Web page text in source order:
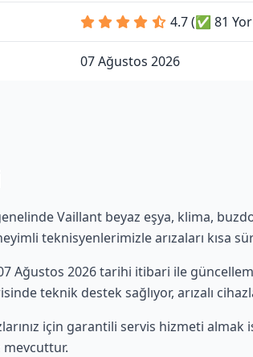
4.7 (✅ 81
07 Ağustos 2026
Vaillant beyaz eşya, klima,
teknisyenlerimizle arızaları kısa
Ağustos 2026 tarihi itibari ile
teknik destek sağlıyor, arızalı
için garantili servis hizmeti almak
mevcuttur.